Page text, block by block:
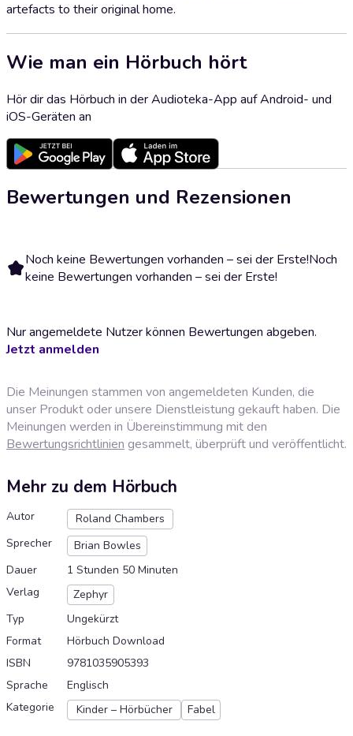
artefacts to their original home.
Wie man ein Hörbuch hört
Hör dir das Hörbuch in der Audioteka-App auf Android- und
iOS-Geräten an
Bewertungen und Rezensionen
Noch keine Bewertungen vorhanden – sei der Erste!Noch
keine Bewertungen vorhanden – sei der Erste!
Nur angemeldete Nutzer können Bewertungen abgeben.
Jetzt anmelden
Die Meinungen stammen von angemeldeten Kunden, die
unser Produkt oder unsere Dienstleistung gekauft haben. Die
Meinungen werden in Übereinstimmung mit den
Bewertungsrichtlinien gesammelt, überprüft und veröffentlicht.
Mehr zu dem Hörbuch
Autor
Roland Chambers
Sprecher
Brian Bowles
Dauer
1 Stunden 50 Minuten
Verlag
Zephyr
Typ
Ungekürzt
Format
Hörbuch Download
ISBN
9781035905393
Sprache
Englisch
Kategorie
Kinder – Hörbücher Fabel